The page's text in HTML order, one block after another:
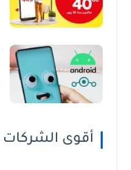
أقوى الشركات